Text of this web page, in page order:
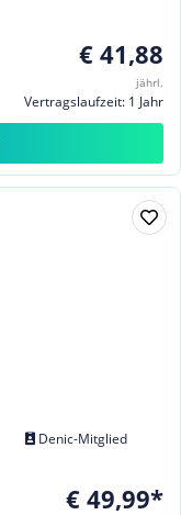
€ 41,88
jährl.
Vertragslaufzeit: 1 Jahr
Denic-Mitglied
€ 49,99*